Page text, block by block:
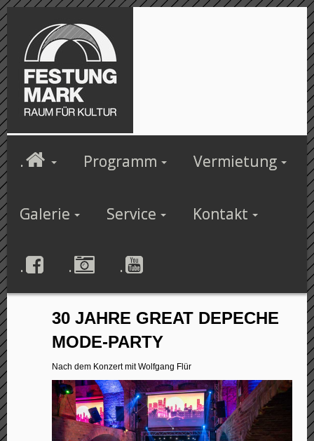
. Programm Vermietung
Galerie Service Kontakt
. . .
30 JAHRE GREAT DEPECHE
MODE-PARTY
Nach dem Konzert mit Wolfgang Flür